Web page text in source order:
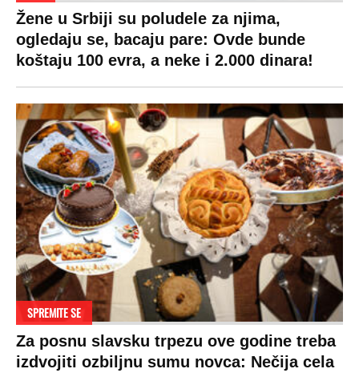
Žene u Srbiji su poludele za njima,
ogledaju se, bacaju pare: Ovde bunde
koštaju 100 evra, a neke i 2.000 dinara!
SPREMITE SE
Za posnu slavsku trpezu ove godine treba
izdvojiti ozbiljnu sumu novca: Nečija cela